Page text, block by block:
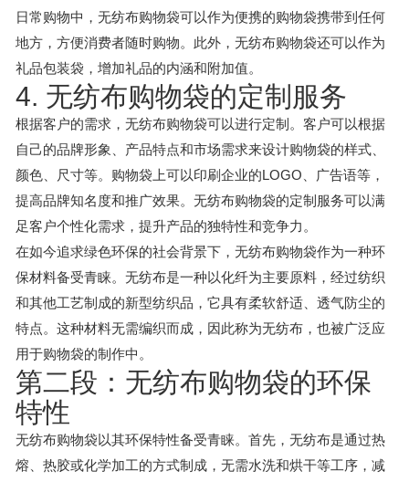
日常购物中，无纺布购物袋可以作为便携的购物袋携带到任何
地方，方便消费者随时购物。此外，无纺布购物袋还可以作为
礼品包装袋，增加礼品的内涵和附加值。
4. 无纺布购物袋的定制服务
根据客户的需求，无纺布购物袋可以进行定制。客户可以根据
自己的品牌形象、产品特点和市场需求来设计购物袋的样式、
颜色、尺寸等。购物袋上可以印刷企业的LOGO、广告语等，
提高品牌知名度和推广效果。无纺布购物袋的定制服务可以满
足客户个性化需求，提升产品的独特性和竞争力。
在如今追求绿色环保的社会背景下，无纺布购物袋作为一种环
保材料备受青睐。无纺布是一种以化纤为主要原料，经过纺织
和其他工艺制成的新型纺织品，它具有柔软舒适、透气防尘的
特点。这种材料无需编织而成，因此称为无纺布，也被广泛应
用于购物袋的制作中。
第二段：无纺布购物袋的环保
特性
无纺布购物袋以其环保特性备受青睐。首先，无纺布是通过热
熔、热胶或化学加工的方式制成，无需水洗和烘干等工序，减